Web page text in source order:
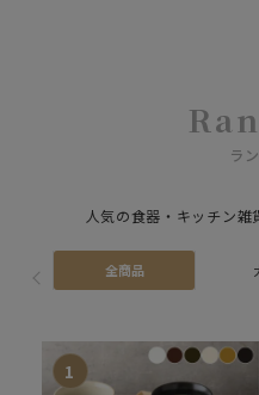
ラ
人気の食器・キッチン雑
全商品